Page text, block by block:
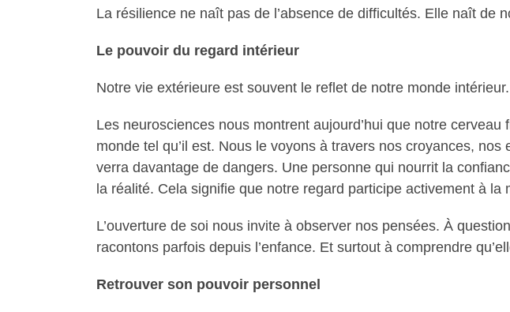
La résilience ne naît pas de l’absence de difficultés. Elle naît de
Le pouvoir du regard intérieur
Notre vie extérieure est souvent le reflet de notre monde intérieur.
Les neurosciences nous montrent aujourd’hui que notre
monde tel qu’il est. Nous le voyons à travers nos croyances,
verra davantage de dangers. Une personne qui nourrit la
la réalité. Cela signifie que notre regard participe activement à la
L’ouverture de soi nous invite à observer nos pensées. À
racontons parfois depuis l’enfance. Et surtout à comprendre
Retrouver son pouvoir personnel